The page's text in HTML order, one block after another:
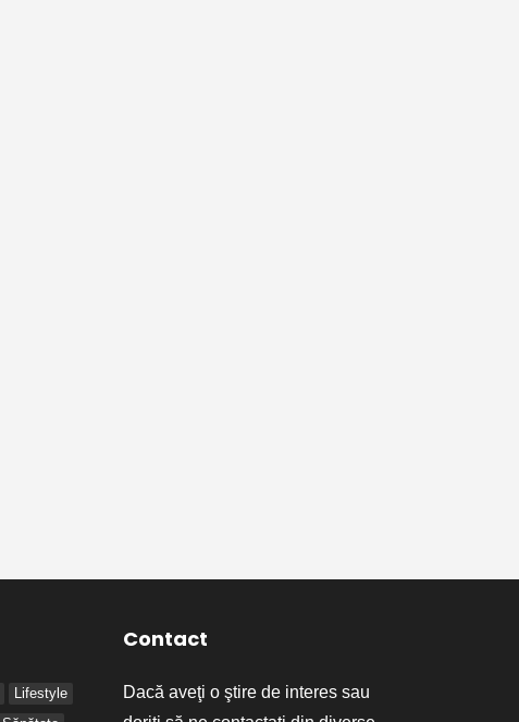
Lifestyle
Contact
Dacă aveţi o ştire de interes sau